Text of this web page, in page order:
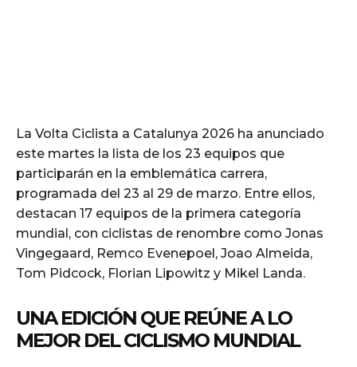
La Volta Ciclista a Catalunya 2026 ha anunciado
este martes la lista de los 23 equipos que
participarán en la emblemática carrera,
programada del 23 al 29 de marzo. Entre ellos,
destacan 17 equipos de la primera categoría
mundial, con ciclistas de renombre como Jonas
Vingegaard, Remco Evenepoel, Joao Almeida,
Tom Pidcock, Florian Lipowitz y Mikel Landa.
UNA EDICIÓN QUE REÚNE A LO
MEJOR DEL CICLISMO MUNDIAL